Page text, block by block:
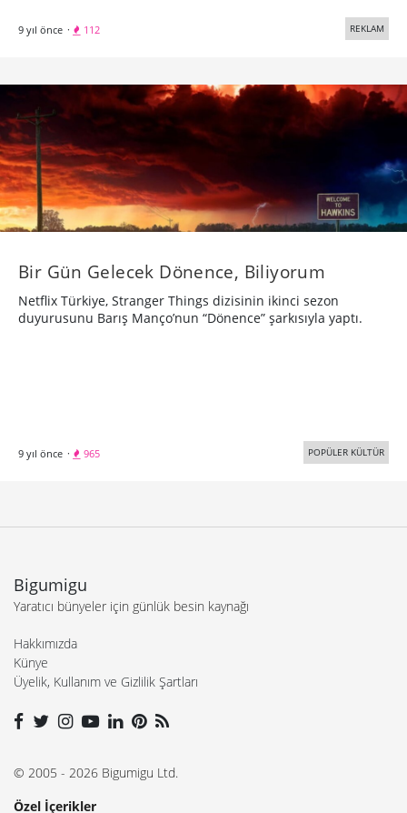
9 yıl önce · 112 REKLAM
Bir Gün Gelecek Dönence, Biliyorum
Netflix Türkiye, Stranger Things dizisinin ikinci sezon
duyurusunu Barış Manço’nun “Dönence” şarkısıyla yaptı.
9 yıl önce · 965 POPÜLER KÜLTÜR
Bigumigu
Yaratıcı bünyeler için günlük besin kaynağı
Hakkımızda
Künye
Üyelik, Kullanım ve Gizlilik Şartları
© 2005 - 2026 Bigumigu Ltd.
Özel İçerikler